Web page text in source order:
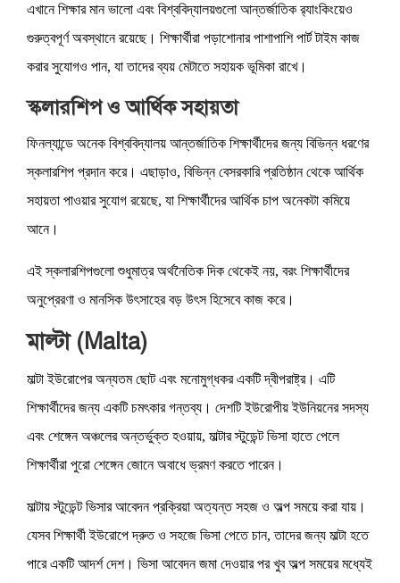
এখানে শিক্ষার মান ভালো এবং বিশ্ববিদ্যালয়গুলো আন্তর্জাতিক র‍্যাংকিংয়েও
গুরুত্বপূর্ণ অবস্থানে রয়েছে। শিক্ষার্থীরা পড়াশোনার পাশাপাশি পার্ট টাইম কাজ
করার সুযোগও পান, যা তাদের ব্যয় মেটাতে সহায়ক ভূমিকা রাখে।
স্কলারশিপ ও আর্থিক সহায়তা
ফিনল্যান্ডে অনেক বিশ্ববিদ্যালয় আন্তর্জাতিক শিক্ষার্থীদের জন্য বিভিন্ন ধরণের
স্কলারশিপ প্রদান করে। এছাড়াও, বিভিন্ন বেসরকারি প্রতিষ্ঠান থেকে আর্থিক
সহায়তা পাওয়ার সুযোগ রয়েছে, যা শিক্ষার্থীদের আর্থিক চাপ অনেকটা কমিয়ে
আনে।
এই স্কলারশিপগুলো শুধুমাত্র অর্থনৈতিক দিক থেকেই নয়, বরং শিক্ষার্থীদের
অনুপ্রেরণা ও মানসিক উৎসাহের বড় উৎস হিসেবে কাজ করে।
মাল্টা (Malta)
মাল্টা ইউরোপের অন্যতম ছোট এবং মনোমুগ্ধকর একটি দ্বীপরাষ্ট্র। এটি
শিক্ষার্থীদের জন্য একটি চমৎকার গন্তব্য। দেশটি ইউরোপীয় ইউনিয়নের সদস্য
এবং শেঙ্গেন অঞ্চলের অন্তর্ভুক্ত হওয়ায়, মাল্টার স্টুডেন্ট ভিসা হাতে পেলে
শিক্ষার্থীরা পুরো শেঙ্গেন জোনে অবাধে ভ্রমণ করতে পারেন।
মাল্টায় স্টুডেন্ট ভিসার আবেদন প্রক্রিয়া অত্যন্ত সহজ ও অল্প সময়ে করা যায়।
যেসব শিক্ষার্থী ইউরোপে দ্রুত ও সহজে ভিসা পেতে চান, তাদের জন্য মাল্টা হতে
পারে একটি আদর্শ দেশ। ভিসা আবেদন জমা দেওয়ার পর খুব অল্প সময়ের মধ্যেই